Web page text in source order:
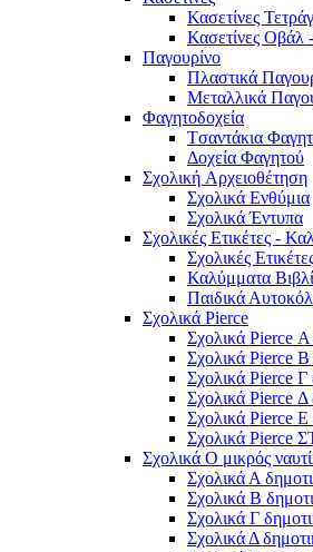
Κασετίνες
Κασετίνες Οβάλ
Παγουρίνo
Πλαστικά
Μεταλλικά
Φαγητοδοχεία
Tσαντάκια
Δοχεία Φαγητού
Σχολική Aρχειοθέτηση
Σχολικά Ενθύμια
Σχολικά Έντυπα
Σχολικές Ετικέτες -
Σχολικές
Καλύμματα
Παιδικά
Σχολικά Pierce
Σχολικά Pierce Α
Σχολικά Pierce Β
Σχολικά Pierce Γ
Σχολικά Pierce Δ
Σχολικά Pierce Ε
Σχολικά Pierce
Σχολικά Ο μικρός
Σχολικά Α
Σχολικά Β
Σχολικά Γ
Σχολικά Δ